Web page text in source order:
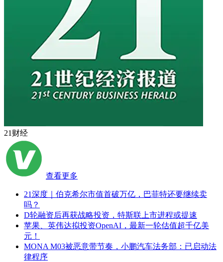
21财经
查看更多
21深度｜伯克希尔市值首破万亿，巴菲特还要继续卖
吗？
D轮融资后再获战略投资，特斯联上市进程或提速
苹果、英伟达拟投资OpenAI，最新一轮估值超千亿美
元！
MONA M03被恶意带节奏，小鹏汽车法务部：已启动法
律程序